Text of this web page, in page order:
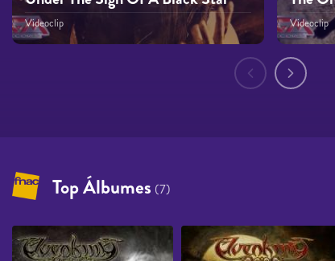
Videoclip Videoclip
Top Álbumes (7)